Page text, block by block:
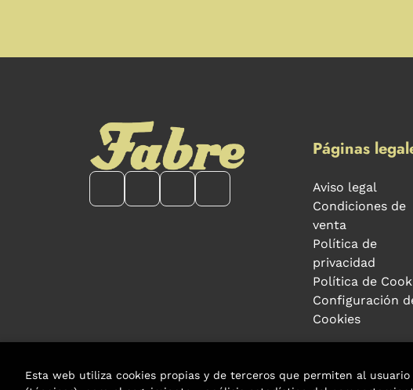
Páginas
Aviso legal
Condiciones de
venta
Política de
privacidad
Política de
Configuración
Cookies
Esta web utiliza cookies propias y de terceros que permiten al